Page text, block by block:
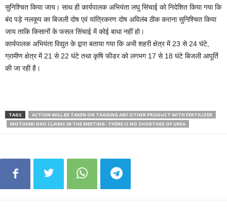
सुनिश्चित किया जाय। साथ ही कार्यपालक अभियंता लघु सिंचाई को निदेशित किया गया कि
बंद पड़े नलकूप का बिजली दोष एवं यांत्रिकरण दोष अविलंब ठीक कराना सुनिश्चित किया
जाय ताकि किसानों के फसल सिंचाई में कोई बाधा नहीं हो।
कार्यपालक अभियंता विद्युत के द्वारा बताया गया कि अभी शहरी क्षेत्र में 23 से 24 घंटे,
ग्रामीण क्षेत्र में 21 से 22 घंटे तथा कृषि फीडर को लगभग 17 से 18 घंटे बिजली आपूर्ति
की जा रही है।
TAGS
ACTION WILL BE TAKEN ON TAGGING ANY OTHER PRODUCT WITH FERTILIZER
MOTIHARI DAO CLAIMS IN THE MEETING- THERE IS NO SHORTAGE OF UREA